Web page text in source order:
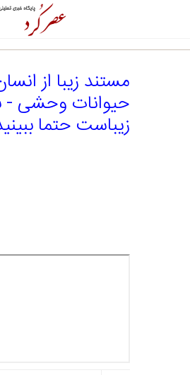
مستند زیبا از
حیوانات وحشی -
زیباست حتما